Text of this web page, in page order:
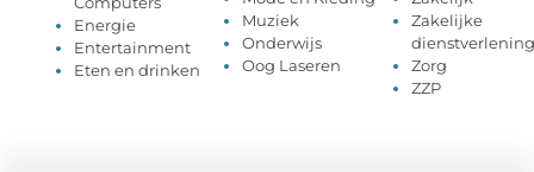
Energie
Entertainment
Eten en drinken
Muziek
Onderwijs
Oog Laseren
Zakelijke
dienstverlening
Zorg
ZZP